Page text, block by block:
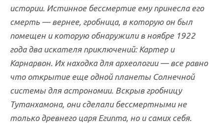
истории. Истинное бессмертие ему принесла его
смерть — вернее, гробница, в которую он был
помещен и которую обнаружили в ноябре 1922
года два искателя приключений: Картер и
Карнарвон. Их находка для археологии — все равно
что открытие еще одной планеты Солнечной
системы для астрономии. Вскрыв гробницу
Тутанхамона, они сделали бессмертными не
только древнего царя Египта, но и самих себя.